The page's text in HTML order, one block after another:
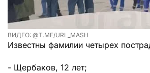
ВИДЕО: @T.ME/URL_MASH
Известны фамилии четырех
- Щербаков, 12 лет;